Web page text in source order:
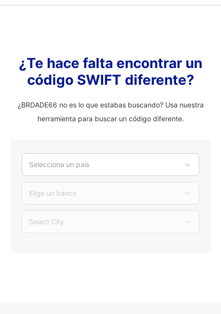
¿Te hace falta encontrar un
código SWIFT diferente?
¿BRDADE66 no es lo que estabas buscando? Usa nuestra
herramienta para buscar un código diferente.
Selecciona un país
Elige un banco
Select City